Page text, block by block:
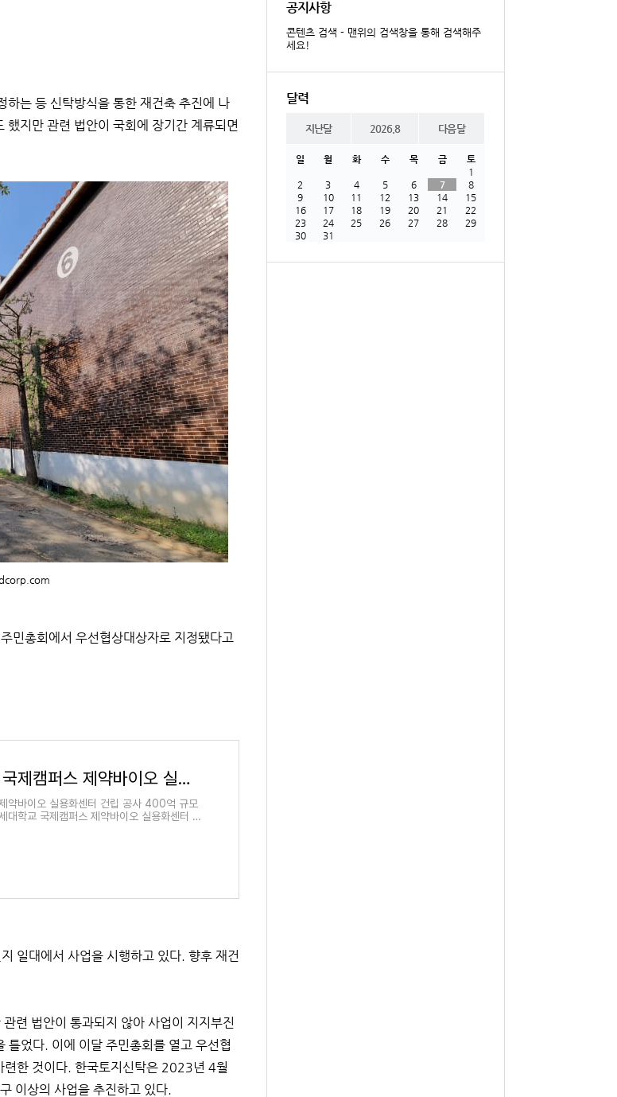
는 등 신탁방식을 통한 재건축 추진에 나
지만 관련 법안이 국회에 장기간 계류되면
민총회에서 우선협상대상자로 지정됐다고
화성산업, 연세대학교 국제캠퍼스 제약바이오 실용화센터 건립 공사 ㅣ 대보건설, 부산 한국해
약바이오 실용화센터 건립 공사 400억 규모
학교 국제캠퍼스 제약바이오 실용화센터 건
일대에서 사업을 시행하고 있다. 향후 재건
련 법안이 통과되지 않아 사업이 지지부진
틀었다. 이에 이달 주민총회를 열고 우선협
련한 것이다. 한국토지신탁은 2023년 4월
이상의 사업을 추진하고 있다.
공지사항
콘텐츠 검색 - 맨위의 검색창을 통해 검색해주
세요!
달력
지난달 2026.8 다음달
일 월 화 수 목 금
토
1
2
3 4 5 6 7
8
9
10 11 12 13 14
15
16
17 18 19 20 21
22
23
24 25 26 27 28
29
30
31